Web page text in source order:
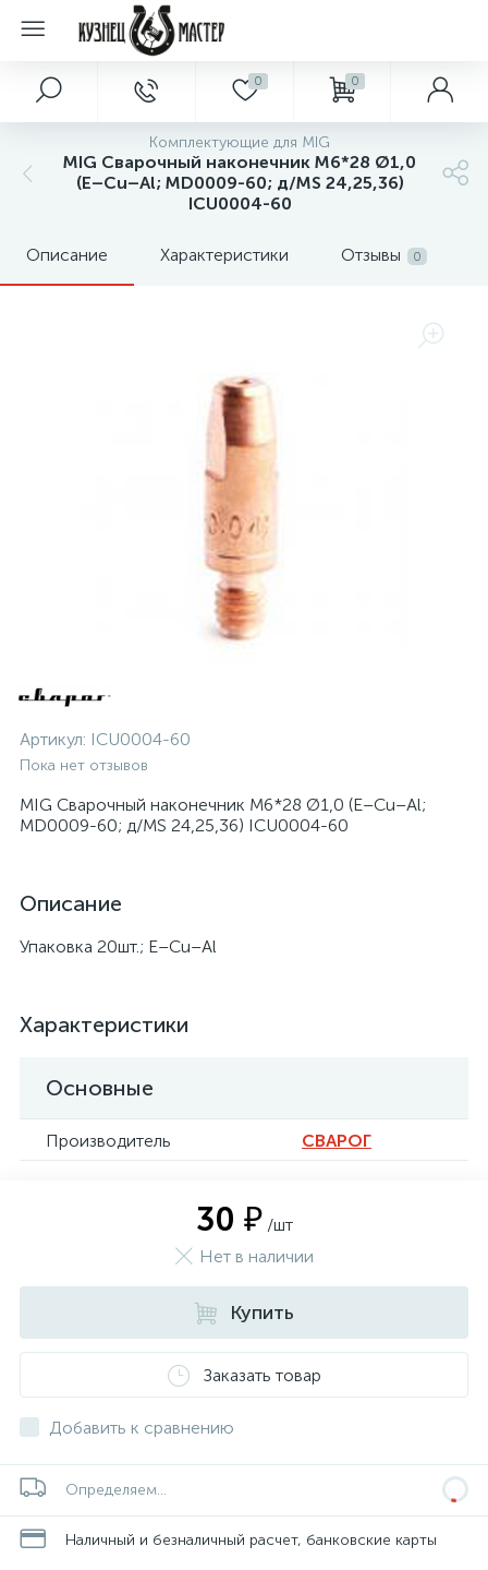
0 0
Комплектующие для MIG
MIG Сварочный наконечник М6*28 Ø1,0
(E–Cu–Al; MD0009-60; д/MS 24,25,36)
ICU0004-60
Описание Характеристики Отзывы 0
Артикул: ICU0004-60
Пока нет отзывов
MIG Сварочный наконечник М6*28 Ø1,0 (E–Cu–Al;
MD0009-60; д/MS 24,25,36) ICU0004-60
Описание
Упаковка 20шт.; E–Cu–Al
Характеристики
Основные
Производитель СВАРОГ
30 ₽ /шт
Нет в наличии
Купить
Заказать товар
Добавить к сравнению
Определяем...
Наличный и безналичный расчет, банковские карты